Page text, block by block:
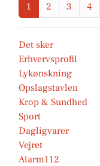
1 2 3 4
Det sker
Erhvervsprofil
Lykønskning
Opslagstavlen
Krop & Sundhed
Sport
Dagligvarer
Vejret
Alarm112